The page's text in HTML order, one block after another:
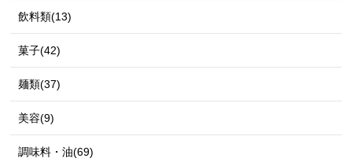
飲料類(13)
菓子(42)
麺類(37)
美容(9)
調味料・油(69)